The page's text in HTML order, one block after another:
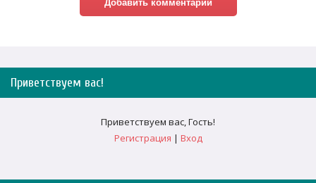
Приветствуем вас!
Приветствуем вас,Гость!
Регистрация | Вход